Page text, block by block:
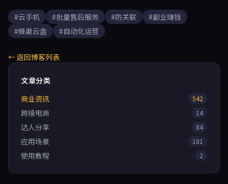
#云手机 #批量售后服务 #防关联
#副业赚钱
#蜂巢云盒
#自动化运营
← 返回博客列表
文章分类
商业资讯
542
跨境电商 14
达人分享 84
应用场景 181
使用教程 2